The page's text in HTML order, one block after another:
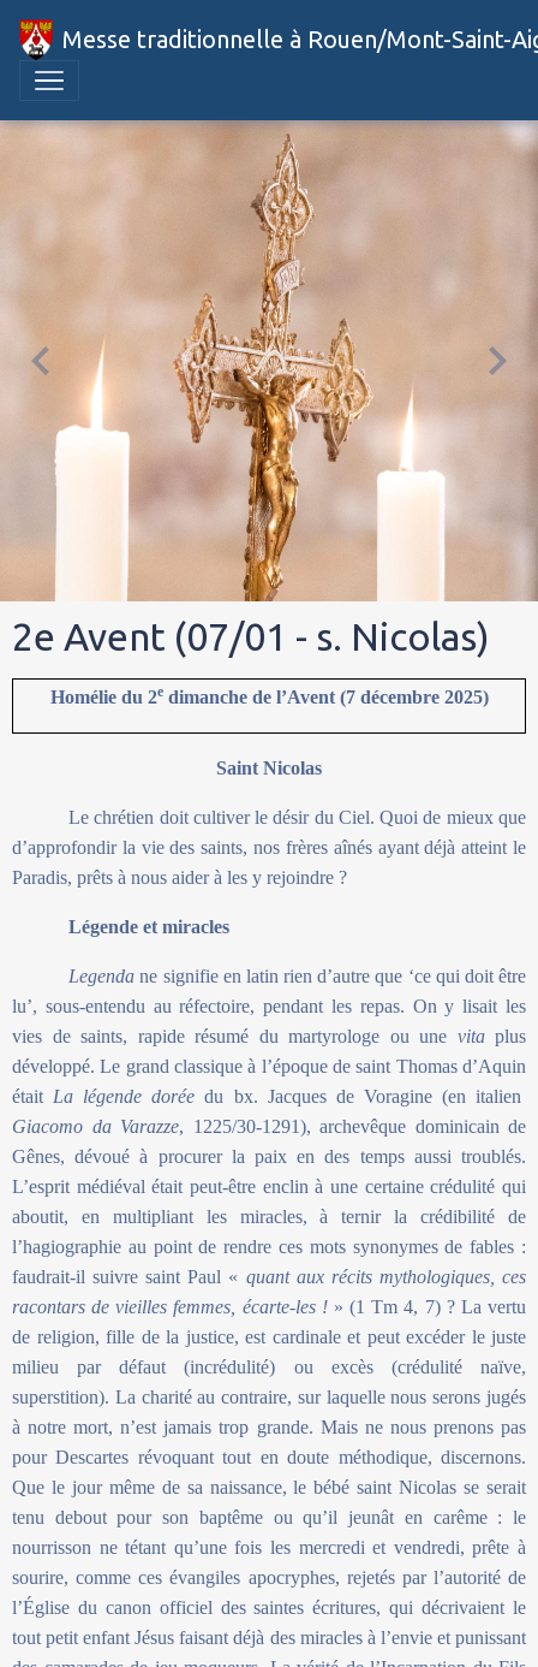
Messe traditionnelle à Rouen/Mont-Saint-
2e Avent (07/01 - s. Nicolas)
Homélie du 2edimanche de l’Avent (7 décembre 2025)
Saint Nicolas
Le chrétien doit cultiver le désir du Ciel. Quoi de mieux que
d’approfondir la vie des saints, nos frères aînés ayant déjà atteint le
Paradis, prêts à nous aider à les y rejoindre ?
Légende et miracles
Legendane signifie en latin rien d’autre que ‘ce qui doit être
lu’, sous-entendu au réfectoire, pendant les repas. On y lisait les
vies de saints, rapide résumé du martyrologe ou une vitaplus
développé. Le grand classique à l’époque de saint Thomas d’Aquin
était La légende dorée du bx. Jacques de Voragine (en italien
Giacomo da Varazze, 1225/30-1291), archevêque dominicain de
Gênes, dévoué à procurer la paix en des temps aussi troublés.
L’esprit médiéval était peut-être enclin à une certaine crédulité qui
aboutit, en multipliant les miracles, à ternir la crédibilité de
l’hagiographie au point de rendre ces mots synonymes de fables :
faudrait-il suivre saint Paul « quant aux récits mythologiques, ces
racontars de vieilles femmes, écarte-les !» (1 Tm 4, 7) ? La vertu
de religion, fille de la justice, est cardinale et peut excéder le juste
milieu par défaut (incrédulité) ou excès (crédulité naïve,
superstition). La charité au contraire, sur laquelle nous serons jugés
à notre mort, n’est jamais trop grande. Mais ne nous prenons pas
pour Descartes révoquant tout en doute méthodique, discernons.
Que le jour même de sa naissance, le bébé saint Nicolas se serait
tenu debout pour son baptême ou qu’il jeunât en carême : le
nourrisson ne tétant qu’une fois les mercredi et vendredi, prête à
sourire, comme ces évangiles apocryphes, rejetés par l’autorité de
l’Église du canon officiel des saintes écritures, qui décrivaient le
tout petit enfant Jésus faisant déjà des miracles à l’envie et punissant